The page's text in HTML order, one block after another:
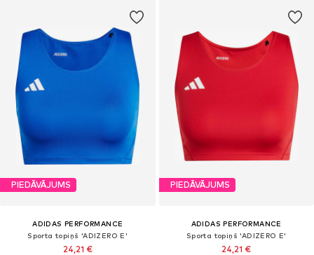
PIEDĀVĀJUMS
ADIDAS PERFORMANCE
Sporta topiņš 'ADIZERO E'
24,21 €
PIEDĀVĀJUMS
ADIDAS PERFORMANCE
Sporta topiņš 'ADIZERO E'
24,21 €